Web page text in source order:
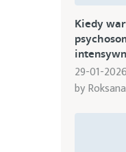
Kiedy
29-01-2026
by